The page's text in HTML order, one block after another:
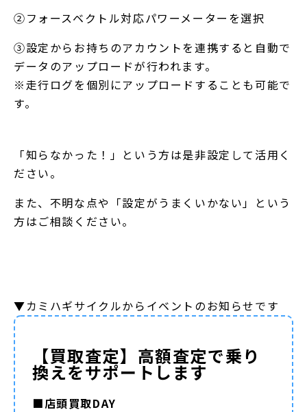
②フォースベクトル対応パワーメーターを選択
③設定からお持ちのアカウントを連携すると自動で
データのアップロードが行われます。
※走行ログを個別にアップロードすることも可能で
す。
「知らなかった！」という方は是非設定して活用く
ださい。
また、不明な点や「設定がうまくいかない」という
方はご相談ください。
▼カミハギサイクルからイベントのお知らせです
【買取査定】高額査定で乗り
換えをサポートします
■店頭買取DAY